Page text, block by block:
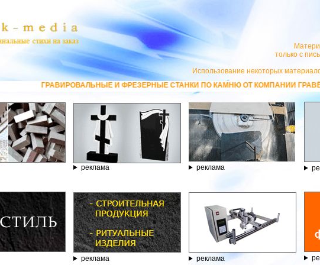
только с
Использование некоторых
ГРАВИРОВАЛЬНЫЕ И ФРЕЗЕРНЫЕ СТАНКИ ПО КАМНЮ ОТ КОМПАНИИ ГРАВЁР - ТЕЛЕФОН
реклама реклама
реклама реклама